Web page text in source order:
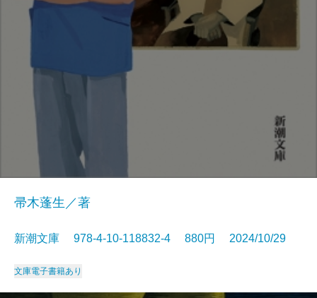
帚木蓬生／著
新潮文庫 978-4-10-118832-4 880円 2024/10/29
文庫電子書籍あり